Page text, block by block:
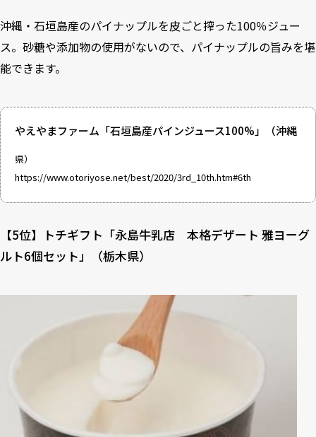
沖縄・石垣島産のパイナップルを皮ごと搾った100％ジュー
ス。砂糖や添加物の使用がないので、パイナップルの旨みを堪
能できます。
やえやまファーム「石垣島産パインジュース100%」（沖縄
県）
https://www.otoriyose.net/best/2020/3rd_10th.htm#6th
【5位】トチギフト「永島牛乳店 本格デザート 雅ヨーグ
ルト6個セット」（栃木県）